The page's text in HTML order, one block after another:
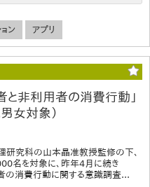
ン アプリ
と非利用者の消費行動」
女対象）
研究科の山本晶准教授監修の下、
名を対象に、昨年4月に続き
の消費行動に関する意識調査...